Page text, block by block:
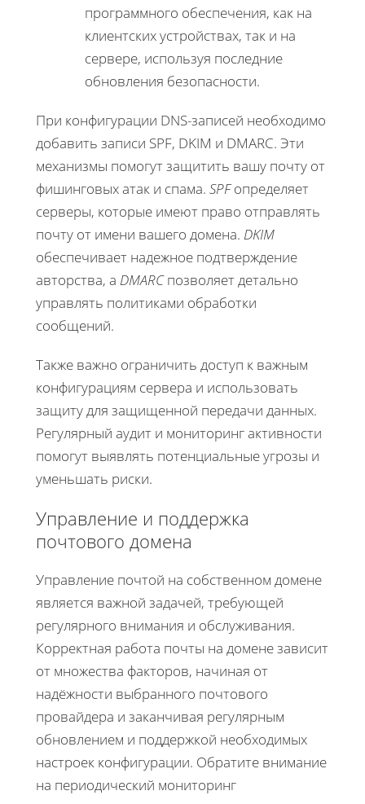
программного обеспечения, как на
клиентских устройствах, так и на
сервере, используя последние
обновления безопасности.
При конфигурации DNS-записей необходимо
добавить записи SPF, DKIM и DMARC. Эти
механизмы помогут защитить вашу почту от
фишинговых атак и спама. SPFопределяет
серверы, которые имеют право отправлять
почту от имени вашего домена. DKIM
обеспечивает надежное подтверждение
авторства, а DMARCпозволяет детально
управлять политиками обработки
сообщений.
Также важно ограничить доступ к важным
конфигурациям сервера и использовать
защиту для защищенной передачи данных.
Регулярный аудит и мониторинг активности
помогут выявлять потенциальные угрозы и
уменьшать риски.
Управление и поддержка
почтового домена
Управление почтой на собственном домене
является важной задачей, требующей
регулярного внимания и обслуживания.
Корректная работа почты на домене зависит
от множества факторов, начиная от
надёжности выбранного почтового
провайдера и заканчивая регулярным
обновлением и поддержкой необходимых
настроек конфигурации. Обратите внимание
на периодический мониторинг